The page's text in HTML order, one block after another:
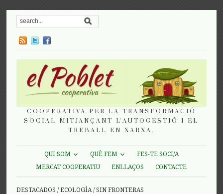
COOPERATIVA PER LA TRANSFORMACIÓ
SOCIAL MITJANÇANT L'AUTOGESTIÓ I EL
TREBALL EN XARXA.
QUI SOM QUÈ FEM
FES-TE SOCI/A
MERCAT COOPERATIU
ENLLAÇOS CONTACTE
DESTACADOS /ECOLOGÍA/SIN FRONTERAS